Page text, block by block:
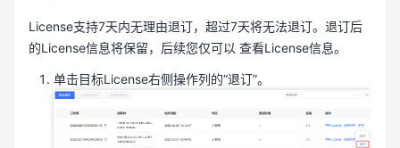
License支持7天内无理由退订，超过7天将无法退订。退订后
的License信息将保留，后续您仅可以 查看License信息。
单击目标License右侧操作列的“退订”。